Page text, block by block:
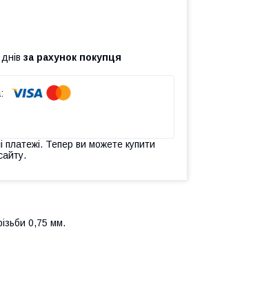
за рахунок покупця
платежі. Тепер ви можете купити
0,75 мм.